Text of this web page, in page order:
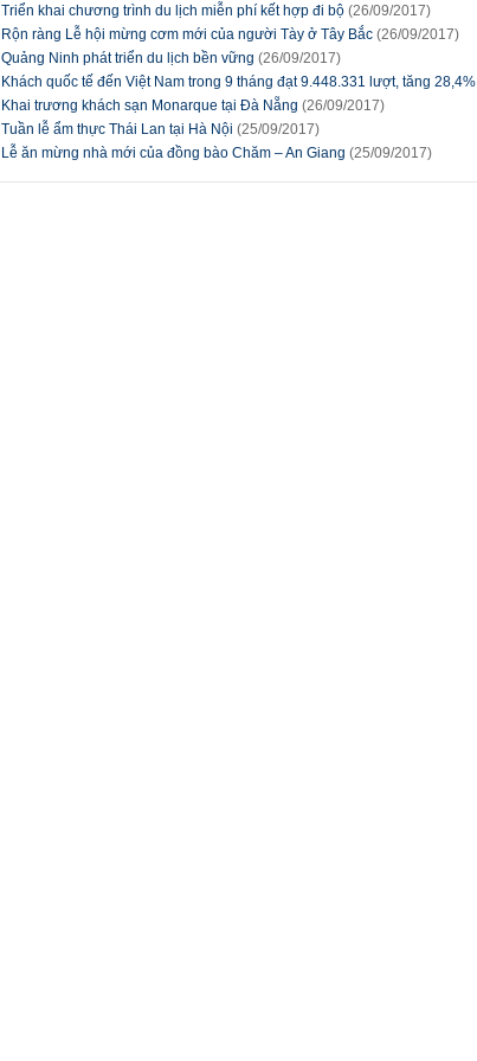
Triển khai chương trình du lịch miễn phí kết hợp đi bộ (26/09/2017)
Rộn ràng Lễ hội mừng cơm mới của người Tày ở Tây Bắc (26/09/2017)
Quảng Ninh phát triển du lịch bền vững (26/09/2017)
Khách quốc tế đến Việt Nam trong 9 tháng đạt 9.448.331 lượt, tăng 28,4%
Khai trương khách sạn Monarque tại Đà Nẵng (26/09/2017)
Tuần lễ ẩm thực Thái Lan tại Hà Nội (25/09/2017)
Lễ ăn mừng nhà mới của đồng bào Chăm – An Giang (25/09/2017)